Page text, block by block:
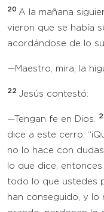
20 A la mañana
vieron que se había
acordándose de lo
—Maestro, mira, la
22 Jesús contestó:
—Tengan fe en Dios.
dice a este cerro:
no lo hace con
lo que dice, entonces
todo lo que ustedes
han conseguido, y lo